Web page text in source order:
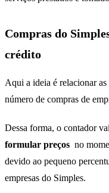
Compras do
crédito
Aqui a ideia é relacionar as
número de compras de
Dessa forma, o contador
formular preços no
devido ao pequeno
empresas do Simples.